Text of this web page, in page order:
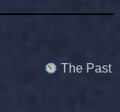
The Past